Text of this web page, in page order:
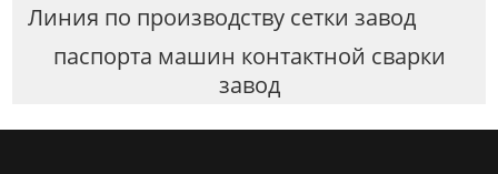
Линия по производству сетки завод
паспорта машин контактной сварки
завод